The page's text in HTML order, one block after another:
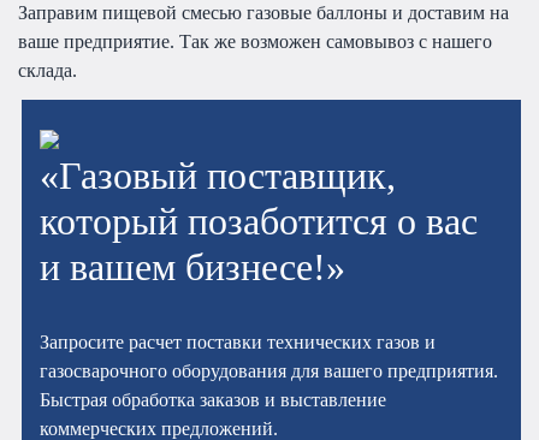
Заправим пищевой смесью газовые баллоны и доставим на
ваше предприятие. Так же возможен самовывоз с нашего
склада.
«Газовый поставщик,
который позаботится о вас
и вашем бизнесе!»
Запросите расчет поставки технических газов и
газосварочного оборудования для вашего предприятия.
Быстрая обработка заказов и выставление
коммерческих предложений.